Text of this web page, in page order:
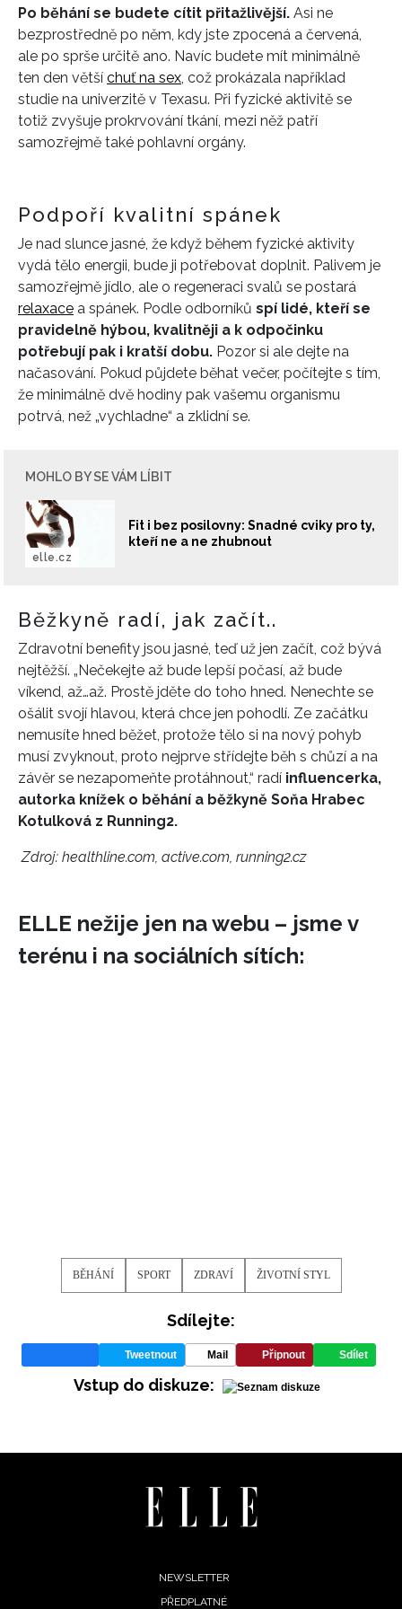
INFORMACE
REDAKCE
Po běhání se budete cítit přitažlivější. Asi ne
bezprostředně po něm, kdy jste zpocená a červená,
ale po sprše určitě ano. Navíc budete mít minimálně
ten den větší chuť na sex , což prokázala například
studie na univerzitě v Texasu. Při fyzické aktivitě se
totiž zvyšuje prokrvování tkání, mezi něž patří
samozřejmě také pohlavní orgány.
Podpoří kvalitní spánek
Je nad slunce jasné, že když během fyzické aktivity
vydá tělo energii, bude ji potřebovat doplnit. Palivem je
samozřejmě jídlo, ale o regeneraci svalů se postará
relaxace a spánek. Podle odborníků spí lidé, kteří se
pravidelně hýbou, kvalitněji a k odpočinku
potřebují pak i kratší dobu. Pozor si ale dejte na
načasování. Pokud půjdete běhat večer, počítejte s tím,
že minimálně dvě hodiny pak vašemu organismu
potrvá, než „vychladne“ a zklidní se.
MOHLO BY SE VÁM LÍBIT
Fit i bez posilovny: Snadné cviky pro ty,
kteří ne a ne zhubnout
elle.cz
Běžkyně radí, jak začít..
Zdravotní benefity jsou jasné, teď už jen začít, což bývá
nejtěžší. „Nečekejte až bude lepší počasí, až bude
víkend, až…až. Prostě jděte do toho hned. Nenechte se
ošálit svojí hlavou, která chce jen pohodlí. Ze začátku
nemusíte hned běžet, protože tělo si na nový pohyb
musí zvyknout, proto nejprve střídejte běh s chůzí a na
závěr se nezapomeňte protáhnout,“ radí influencerka,
autorka knížek o běhání a běžkyně Soňa Hrabec
Kotulková z Running2.
Zdroj: healthline.com active.com running2.cz
ELLE nežije jen na webu – jsme v
terénu i na sociálních sítích:
BĚHÁNÍ SPORT ZDRAVÍ ŽIVOTNÍ STYL
Sdílejte:
Tweetnout Mail Připnout Sdílet
Vstup do diskuze:
NEWSLETTER
PŘEDPLATNÉ